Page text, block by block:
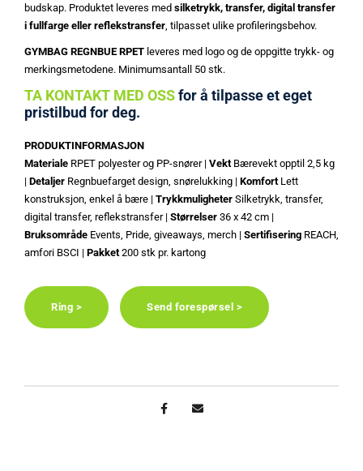
budskap. Produktet leveres med silketrykk, transfer, digital transfer
i fullfarge eller reflekstransfer, tilpasset ulike profileringsbehov.
GYMBAG REGNBUE RPET leveres med logo og de oppgitte trykk- og
merkingsmetodene. Minimumsantall 50 stk.
TA KONTAKT MED OSSfor å tilpasse et eget
pristilbud for deg.
PRODUKTINFORMASJON
Materiale RPET polyester og PP-snører | VektBærevekt opptil 2,5 kg
| Detaljer Regnbuefarget design, snørelukking | KomfortLett
konstruksjon, enkel å bære | Trykkmuligheter Silketrykk, transfer,
digital transfer, reflekstransfer | Størrelser 36 x 42 cm |
Bruksområde Events, Pride, giveaways, merch | Sertifisering REACH,
amfori BSCI | Pakket200 stk pr. kartong
Ring > Send forespørsel >